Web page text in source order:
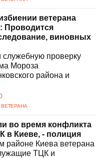
ветерана
Проводится
виновных
проверку
Мороза
района и
во время конфликта
в Киеве, - полиция
районе Киева ветерана
ТЦК и